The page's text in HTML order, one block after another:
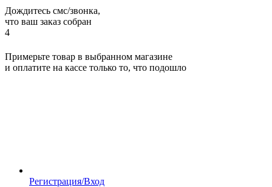
Дождитесь смс/звонка,
что ваш заказ собран
4
Примерьте товар в выбранном магазине
и оплатите на кассе только то, что подошло
Регистрация/Вход